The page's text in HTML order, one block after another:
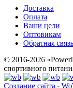
Доставка
Оплата
Ваши цели
Оптовикам
Обратная связь
© 2016-2026
спортивного
Создание сайта -